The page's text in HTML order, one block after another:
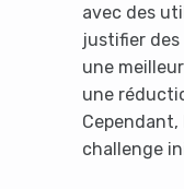
avec des
justifier des
une
une
Cependant,
challenge